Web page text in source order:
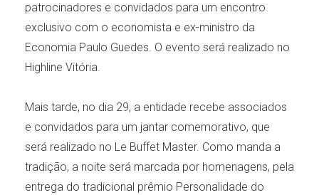
patrocinadores e convidados para um encontro
exclusivo com o economista e ex-ministro da
Economia Paulo Guedes. O evento será realizado no
Highline Vitória.
Mais tarde, no dia 29, a entidade recebe associados
e convidados para um jantar comemorativo, que
será realizado no Le Buffet Master. Como manda a
tradição, a noite será marcada por homenagens, pela
entrega do tradicional prêmio Personalidade do